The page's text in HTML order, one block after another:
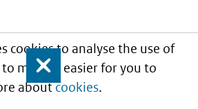
cookies to analyse the use of
make it easier for you to
aboutcookies.
Close